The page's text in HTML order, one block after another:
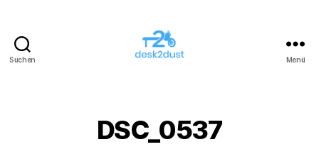
Suchen Menü
DSC_0537